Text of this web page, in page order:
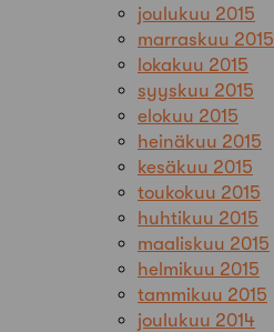
joulukuu 2015
marraskuu 2015
lokakuu 2015
syyskuu 2015
elokuu 2015
heinäkuu 2015
kesäkuu 2015
toukokuu 2015
huhtikuu 2015
maaliskuu 2015
helmikuu 2015
tammikuu 2015
joulukuu 2014